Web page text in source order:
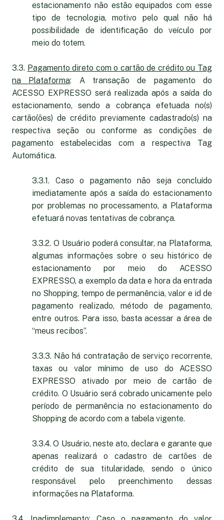
estacionamento não estão equipados com esse
tipo de tecnologia, motivo pelo qual não há
possibilidade de identificação do veículo por
meio do totem.
3.3. Pagamento direto com o cartão de crédito ou Tag
na Plataforma: A transação de pagamento do
ACESSO EXPRESSO será realizada após a saída do
estacionamento, sendo a cobrança efetuada no(s)
cartão(ões) de crédito previamente cadastrado(s) na
respectiva seção ou conforme as condições de
pagamento estabelecidas com a respectiva Tag
Automática.
3.3.1. Caso o pagamento não seja concluído
imediatamente após a saída do estacionamento
por problemas no processamento, a Plataforma
efetuará novas tentativas de cobrança.
3.3.2. O Usuário poderá consultar, na Plataforma,
algumas informações sobre o seu histórico de
estacionamento por meio do ACESSO
EXPRESSO, a exemplo da data e hora da entrada
no Shopping, tempo de permanência, valor e id de
pagamento realizado, método de pagamento,
entre outros. Para isso, basta acessar a área de
“meus recibos”.
3.3.3. Não há contratação de serviço recorrente,
taxas ou valor mínimo de uso do ACESSO
EXPRESSO ativado por meio de cartão de
crédito. O Usuário será cobrado unicamente pelo
período de permanência no estacionamento do
Shopping de acordo com a tabela vigente.
3.3.4. O Usuário, neste ato, declara e garante que
apenas realizará o cadastro de cartões de
crédito de sua titularidade, sendo o único
responsável pelo preenchimento dessas
informações na Plataforma.